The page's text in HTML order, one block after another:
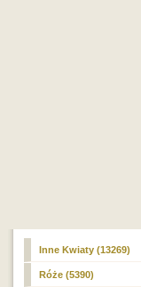
Inne Kwiaty (13269)
Róże (5390)